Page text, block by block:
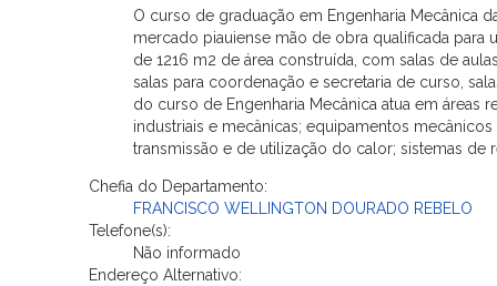
O curso de graduação em Engenharia Mecânica
mercado piauiense mão de obra qualificada
de 1216 m2 de área construída, com salas de
salas para coordenação e secretaria de curso,
do curso de Engenharia Mecânica atua em áreas
industriais e mecânicas; equipamentos
transmissão e de utilização do calor; sistemas
Chefia do Departamento:
FRANCISCO WELLINGTON DOURADO REBELO
Telefone(s):
Não informado
Endereço Alternativo: